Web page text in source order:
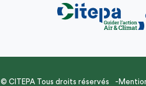
© CITEPA Tous droits réservés